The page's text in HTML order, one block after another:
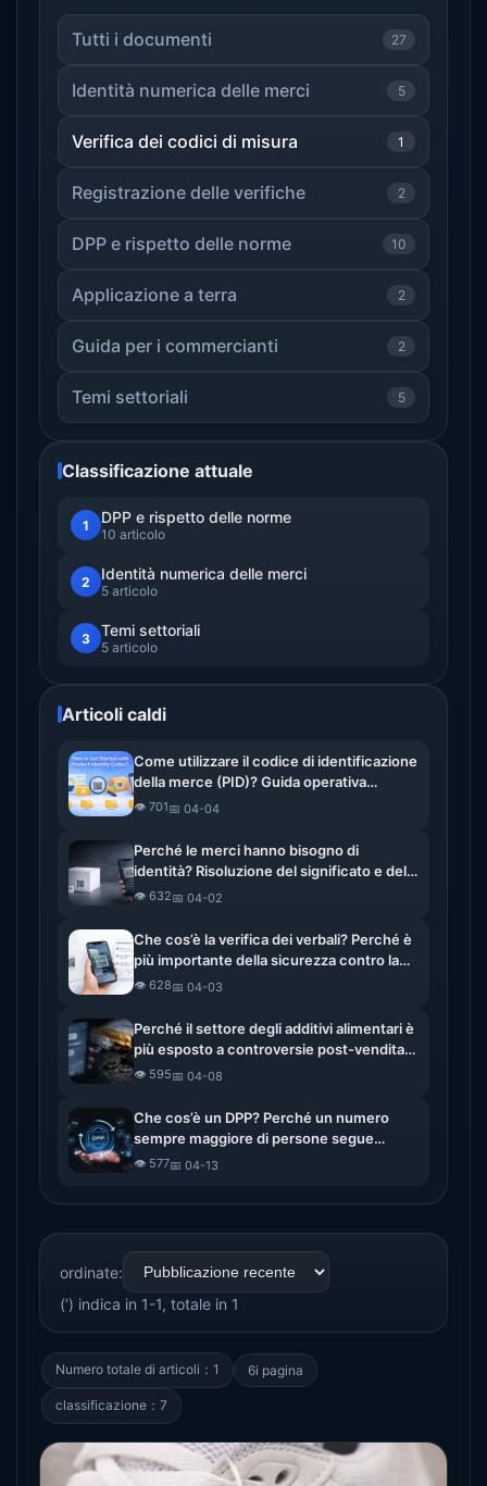
Tutti i documenti 27
Identità numerica delle merci 5
Verifica dei codici di misura 1
Registrazione delle verifiche 2
DPP e rispetto delle norme 10
Applicazione a terra 2
Guida per i commercianti 2
Temi settoriali 5
Classificazione attuale
1 DPP e rispetto delle norme
10 articolo
2 Identità numerica delle merci
5 articolo
3 Temi settoriali
5 articolo
Articoli caldi
Come utilizzare il codice di identificazione
della merce (PID)? Guida operativa
completa
👁️ 701📅 04-04
Perché le merci hanno bisogno di
identità? Risoluzione del significato e del
valore dell’identità digitale dei beni
👁️ 632📅 04-02
Che cos’è la verifica dei verbali? Perché è
più importante della sicurezza contro la
contraffazione
👁️ 628📅 04-03
Perché il settore degli additivi alimentari è
più esposto a controversie post-vendita?
Dalla controversia sulla restituzione alla
👁️ 595📅 04-08
Che cos’è un DPP? Perché un numero
sempre maggiore di persone segue
l’evoluzione dei passaporti digitali delle
👁️ 577📅 04-13
ordinate:
(’) indica in 1-1, totale in 1
Numero totale di articoli：1 6i pagina
classificazione：7